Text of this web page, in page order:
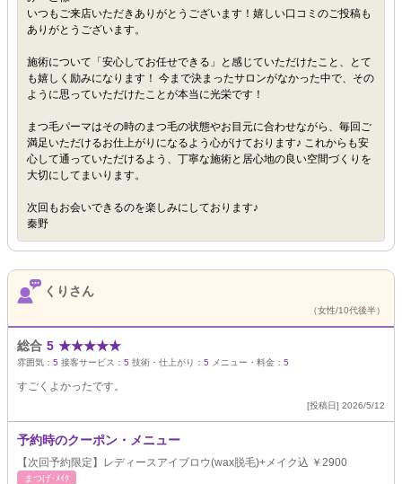
いつもご来店いただきありがとうございます！嬉しい口コミのご投稿も
ありがとうございます。
施術について「安心してお任せできる」と感じていただけたこと、とて
も嬉しく励みになります！ 今まで決まったサロンがなかった中で、その
ように思っていただけたことが本当に光栄です！
まつ毛パーマはその時のまつ毛の状態やお目元に合わせながら、毎回ご
満足いただけるお仕上がりになるよう心がけております♪ これからも安
心して通っていただけるよう、丁寧な施術と居心地の良い空間づくりを
大切にしてまいります。
次回もお会いできるのを楽しみにしております♪
秦野
くりさん
（女性/10代後半）
総合 5 ★★★★★
雰囲気： 5 接客サービス： 5 技術・仕上がり： 5 メニュー・料金： 5
すごくよかったです。
[投稿日] 2026/5/12
予約時のクーポン・メニュー
【次回予約限定】レディースアイブロウ(wax脱毛)+メイク込 ￥2900
まつげ･ﾒｲｸ